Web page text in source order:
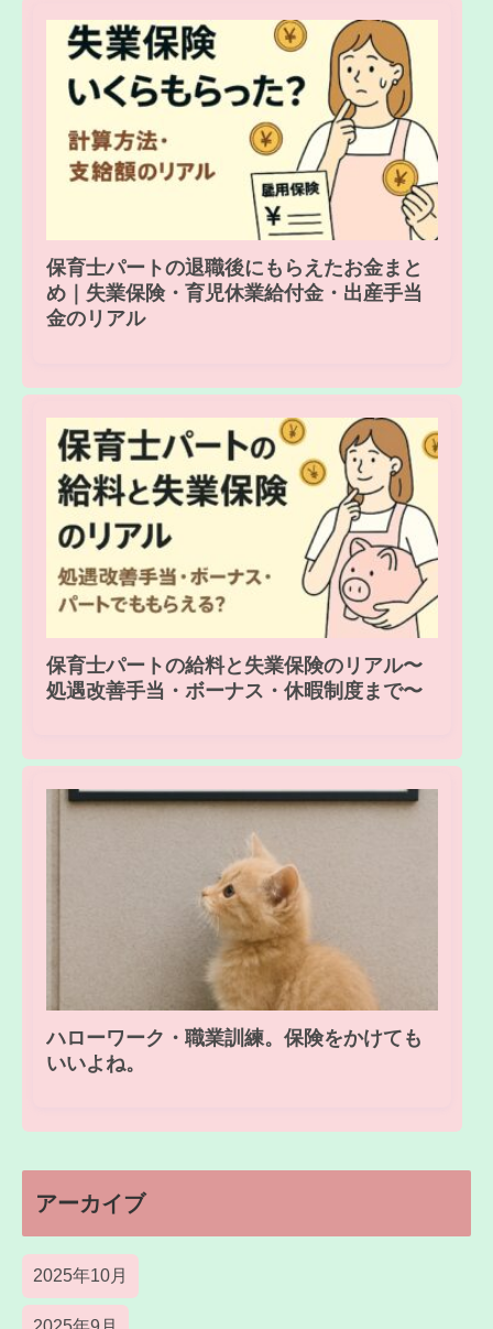
保育士パートの退職後にもらえたお金まと
め｜失業保険・育児休業給付金・出産手当
金のリアル
保育士パートの給料と失業保険のリアル〜
処遇改善手当・ボーナス・休暇制度まで〜
ハローワーク・職業訓練。保険をかけても
いいよね。
アーカイブ
2025年10月